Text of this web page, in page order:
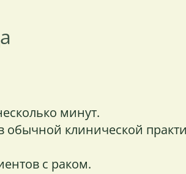
минут.
клинической
с раком.